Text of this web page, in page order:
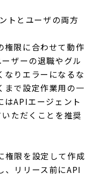
トとユーザの両方
権限に合わせて動作
ザーの退職やグル
なりエラーになるな
まで設定作業用の一
はAPIエージェント
ただくことを推奨
権限を設定して作成
、リリース前にAPI